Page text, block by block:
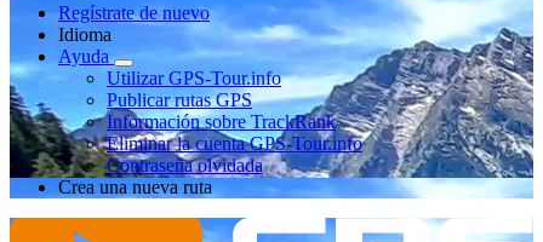
Regístrate de nuevo
Idioma
Ayuda
Utilizar GPS-Tour.info
Publicar rutas GPS
Información sobre TrackRank
Eliminar la cuenta GPS-Tour.info
Contraseña olvidada
Crea una nueva ruta